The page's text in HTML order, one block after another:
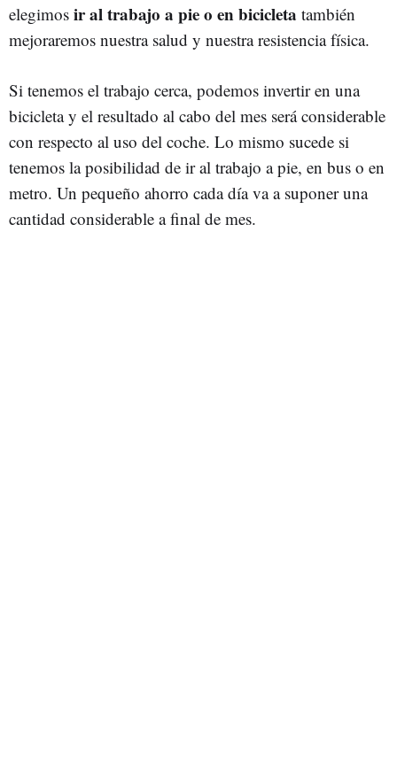
elegimos ir al trabajo a pie o en bicicleta también
mejoraremos nuestra salud y nuestra resistencia física.
Si tenemos el trabajo cerca, podemos invertir en una
bicicleta y el resultado al cabo del mes será considerable
con respecto al uso del coche. Lo mismo sucede si
tenemos la posibilidad de ir al trabajo a pie, en bus o en
metro. Un pequeño ahorro cada día va a suponer una
cantidad considerable a final de mes.